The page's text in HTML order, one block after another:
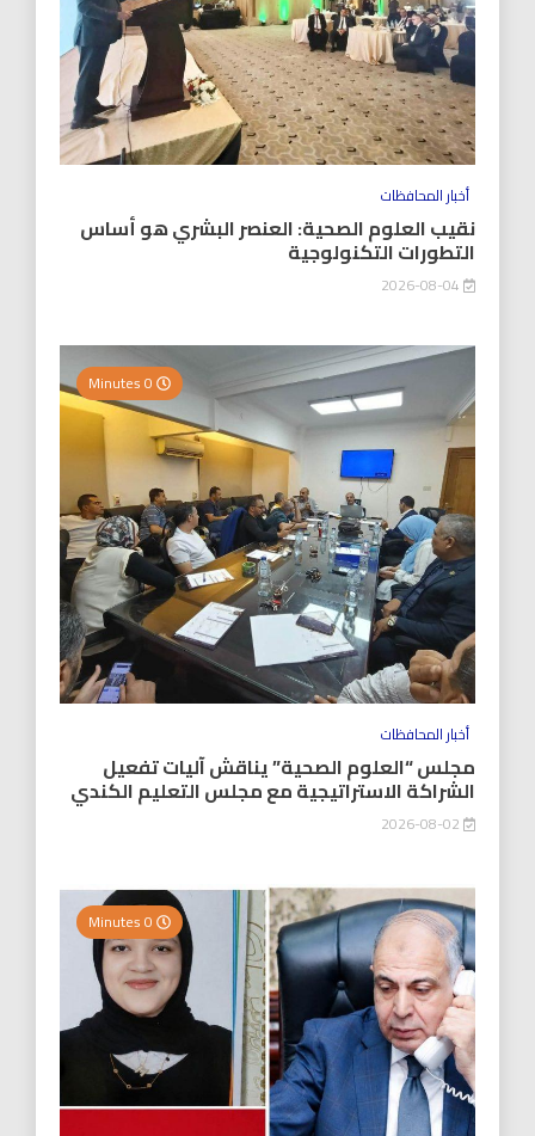
أخبار المحافظات
نقيب العلوم الصحية: العنصر البشري هو أساس
التطورات التكنولوجية
أخبار المحافظات
مجلس “العلوم الصحية” يناقش آليات تفعيل
الشراكة الاستراتيجية مع مجلس التعليم الكندي